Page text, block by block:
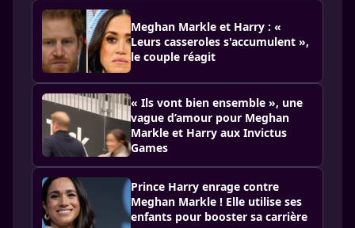
Meghan Markle et Harry : «
Leurs casseroles s'accumulent »,
le couple réagit
« Ils vont bien ensemble », une
vague d’amour pour Meghan
Markle et Harry aux Invictus
Games
Prince Harry enrage contre
Meghan Markle ! Elle utilise ses
enfants pour booster sa carrière